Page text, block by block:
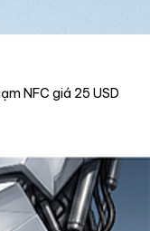
NFC giá 25 USD